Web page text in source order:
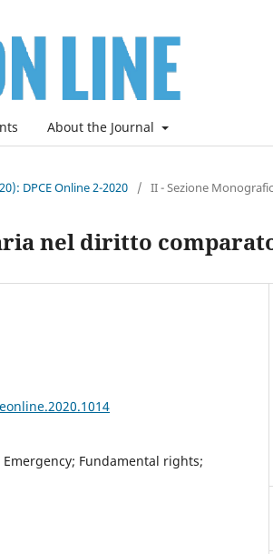
About the Journal
DPCE Online 2-2020 / II - Sezione
nel diritto
Fundamental rights;